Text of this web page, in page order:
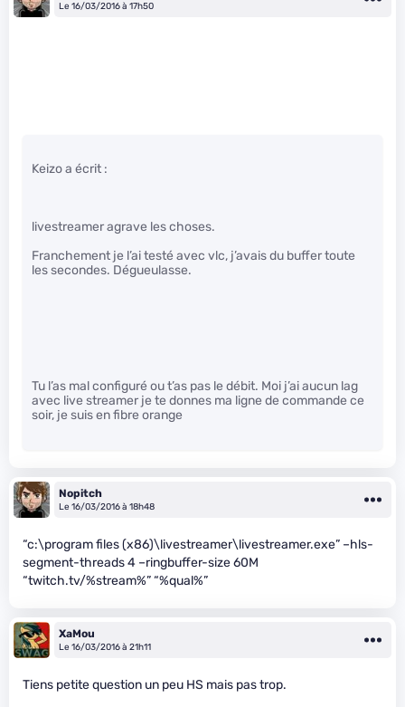
Le 16/03/2016 à 17h50
Keizo a écrit :
livestreamer agrave les choses.
Franchement je l’ai testé avec vlc, j’avais du buffer toute
les secondes. Dégueulasse.
Tu l’as mal configuré ou t’as pas le débit. Moi j’ai aucun lag
avec live streamer je te donnes ma ligne de commande ce
soir, je suis en fibre orange
Nopitch
Le 16/03/2016 à 18h48
“c:\program files (x86)\livestreamer\livestreamer.exe” –hls-
segment-threads 4 –ringbuffer-size 60M
“twitch.tv/%stream%” “%qual%”
XaMou
Le 16/03/2016 à 21h11
Tiens petite question un peu HS mais pas trop.